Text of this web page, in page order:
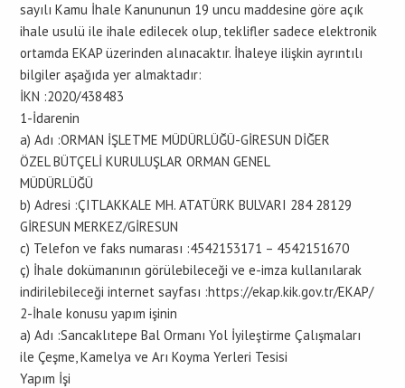
sayılı Kamu İhale Kanununun 19 uncu maddesine göre açık
ihale usulü ile ihale edilecek olup, teklifler sadece elektronik
ortamda EKAP üzerinden alınacaktır. İhaleye ilişkin ayrıntılı
bilgiler aşağıda yer almaktadır:
İKN :2020/438483
1-İdarenin
a) Adı :ORMAN İŞLETME MÜDÜRLÜĞÜ-GİRESUN DİĞER
ÖZEL BÜTÇELİ KURULUŞLAR ORMAN GENEL
MÜDÜRLÜĞÜ
b) Adresi :ÇITLAKKALE MH. ATATÜRK BULVARI 284 28129
GİRESUN MERKEZ/GİRESUN
c) Telefon ve faks numarası :4542153171 – 4542151670
ç) İhale dokümanının görülebileceği ve e-imza kullanılarak
indirilebileceği internet sayfası :https://ekap.kik.gov.tr/EKAP/
2-İhale konusu yapım işinin
a) Adı :Sancaklıtepe Bal Ormanı Yol İyileştirme Çalışmaları
ile Çeşme, Kamelya ve Arı Koyma Yerleri Tesisi
Yapım İşi